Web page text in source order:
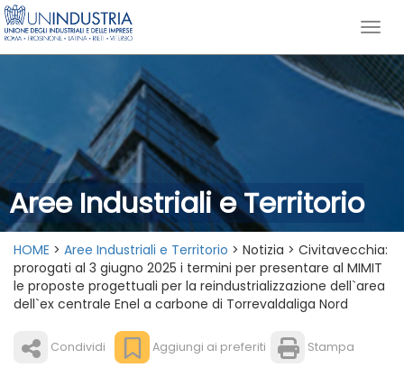
Aree Industriali e Territorio
HOME > Aree Industriali e Territorio > Notizia > Civitavecchia:
prorogati al 3 giugno 2025 i termini per presentare al MIMIT
le proposte progettuali per la reindustrializzazione dell`area
dell`ex centrale Enel a carbone di Torrevaldaliga Nord
Condividi Aggiungi ai preferiti Stampa